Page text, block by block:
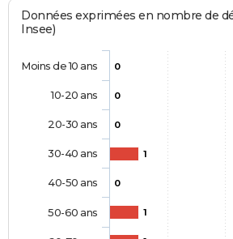
Données exprimées en nombre de
Insee)
0
0
0
1
0
1
Moins de 10 ans
10-20 ans
20-30 ans
30-40 ans
40-50 ans
50-60 ans